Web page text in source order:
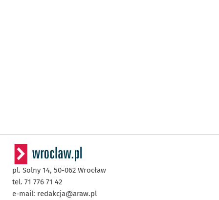
pl. Solny 14, 50-062 Wrocław
tel. 71 776 71 42
e-mail: redakcja@araw.pl